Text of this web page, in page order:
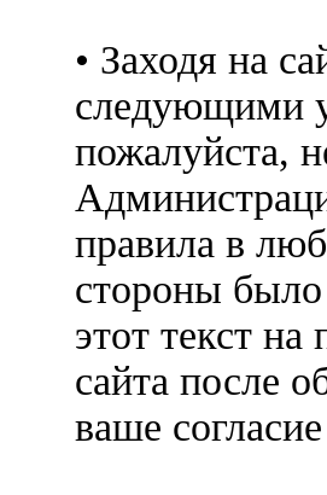
• Заходя на
следующими
пожалуйста,
правила в
стороны
этот текст
сайта после
ваше